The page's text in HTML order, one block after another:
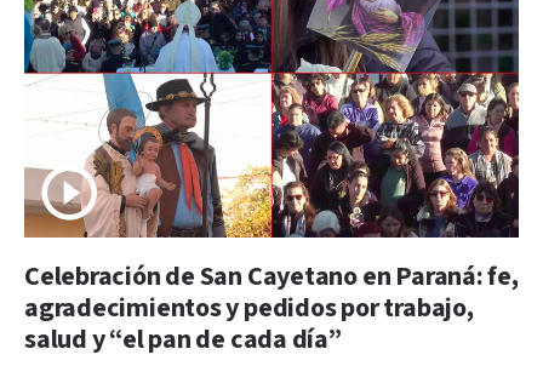
Celebración de San Cayetano en Paraná: fe,
agradecimientos y pedidos por trabajo,
salud y “el pan de cada día”